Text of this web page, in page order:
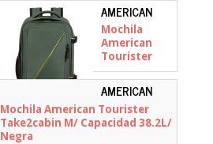
AMERICAN
TOURISTER -
149174-1257
Mochila
American
Tourister
Take2cabin
S/ Capacidad
24.2L/ Verde
AMERICAN
TOURISTER -
149175-1041
Mochila American Tourister
Take2cabin M/ Capacidad 38.2L/
Negra